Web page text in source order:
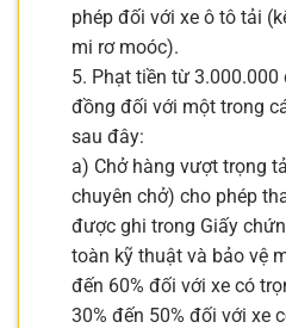
phép đối với xe ô tô tải
mi rơ moóc).
5. Phạt tiền từ
đồng đối với một trong
sau đây:
a) Chở hàng vượt trọng
chuyên chở) cho phép
được ghi trong Giấy
toàn kỹ thuật và bảo vệ
đến 60% đối với xe có
30% đến 50% đối với xe